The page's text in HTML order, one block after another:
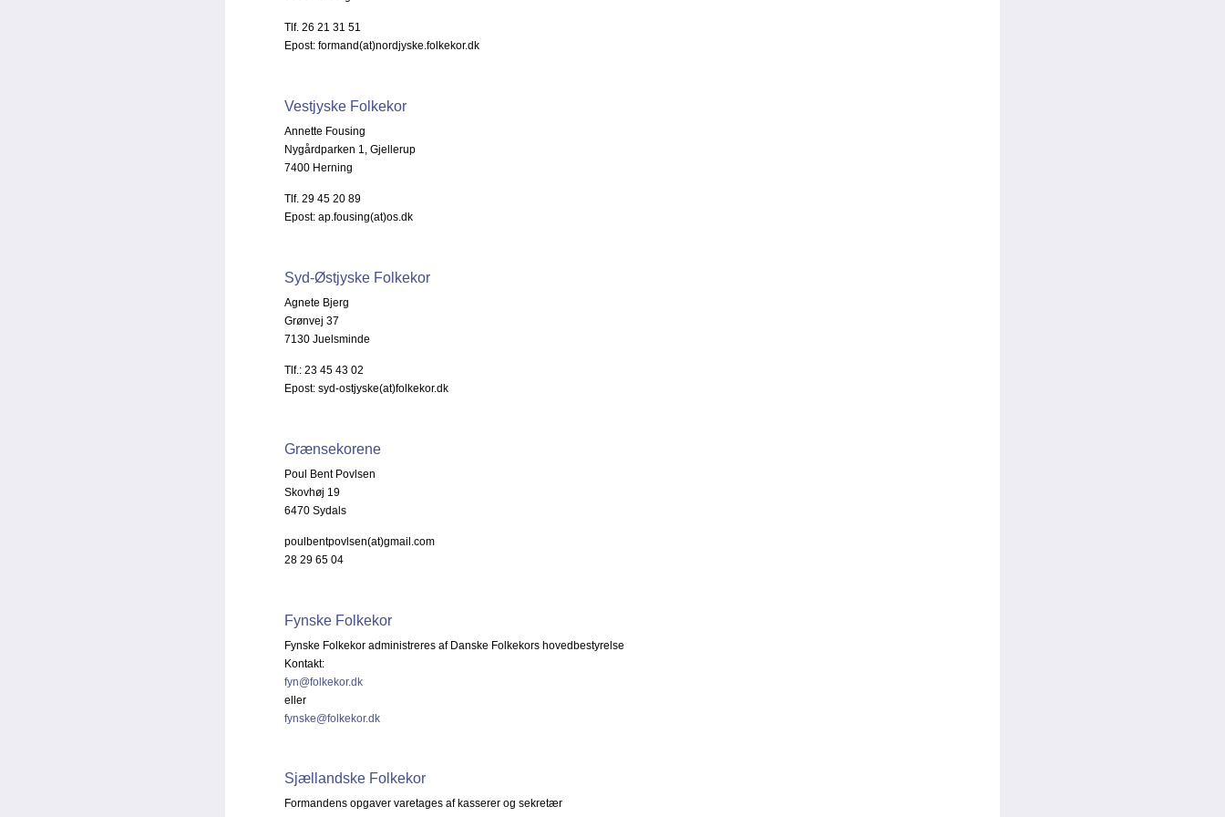
Tlf. 26 21 31 51
Epost: formand(at)nordjyske.folkekor.dk
Vestjyske Folkekor
Annette Fousing
Nygårdparken 1, Gjellerup
7400 Herning
Tlf. 29 45 20 89
Epost: ap.fousing(at)os.dk
Syd-Østjyske Folkekor
Agnete Bjerg
Grønvej 37
7130 Juelsminde
Tlf.: 23 45 43 02
Epost: syd-ostjyske(at)folkekor.dk
Grænsekorene
Poul Bent Povlsen
Skovhøj 19
6470 Sydals
poulbentpovlsen(at)gmail.com
28 29 65 04
Fynske Folkekor
Fynske Folkekor administreres af Danske Folkekors hovedbestyrelse
Kontakt:
fyn@folkekor.dk
eller
fynske@folkekor.dk
Sjællandske Folkekor
Formandens opgaver varetages af kasserer og sekretær